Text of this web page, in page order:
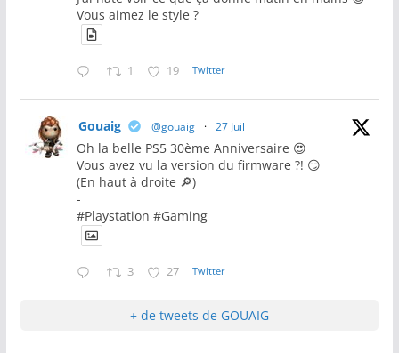
Vous aimez le style ?
1 19 Twitter
Gouaig @gouaig · 27 Juil
Oh la belle PS5 30ème Anniversaire 😍
Vous avez vu la version du firmware ?! 😏
(En haut à droite 🔎)
-
#Playstation #Gaming
3 27 Twitter
+ de tweets de GOUAIG